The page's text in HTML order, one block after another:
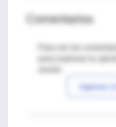
Comentarios
Para ver los
Ingresar a